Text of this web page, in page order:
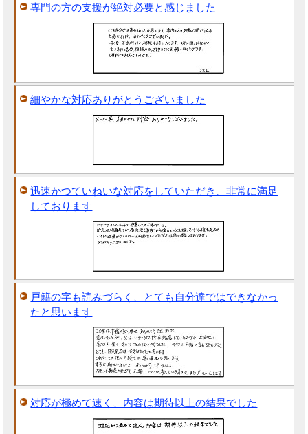
専門の方の支援が絶対必要と感じました
細やかな対応ありがとうございました
迅速かつていねいな対応をしていただき、非常に満足
しております
戸籍の字も読みづらく、とても自分達ではできなかっ
たと思います
対応が極めて速く、内容は期待以上の結果でした